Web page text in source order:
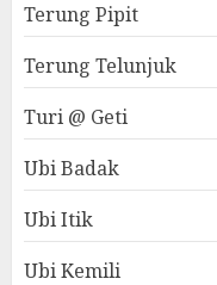
Terung Pipit
Terung Telunjuk
Turi @ Geti
Ubi Badak
Ubi Itik
Ubi Kemili